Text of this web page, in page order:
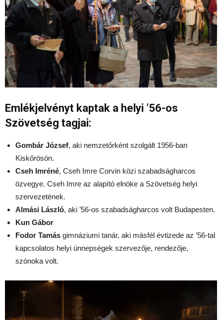
Emlékjelvényt kaptak a helyi ’56-os
Szövetség tagjai:
Gombár József, aki nemzetőrként szolgált 1956-ban
Kiskőrösön.
Cseh Imréné, Cseh Imre Corvin közi szabadságharcos
özvegye. Cseh Imre az alapító elnöke a Szövetség helyi
szervezetének.
Almási László, aki ’56-os szabadságharcos volt Budapesten.
Kun Gábor
Fodor Tamás gimnáziumi tanár, aki másfél évtizede az ’56-tal
kapcsolatos helyi ünnepségek szervezője, rendezője,
szónoka volt.